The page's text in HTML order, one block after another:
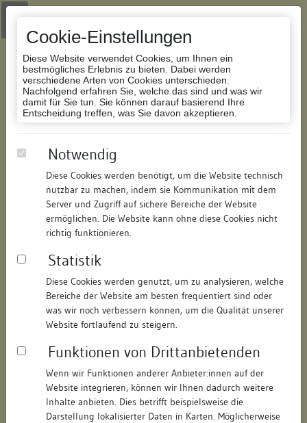
Cookie-Einstellungen
Diese Website verwendet Cookies, um Ihnen ein
bestmögliches Erlebnis zu bieten. Dabei werden
verschiedene Arten von Cookies unterschieden.
Nachfolgend erfahren Sie, welche das sind und was wir
damit für Sie tun. Sie können darauf basierend Ihre
Entscheidung treffen, was Sie davon akzeptieren.
Notwendig
Diese Cookies werden benötigt, um die Website technisch
nutzbar zu machen, indem sie Kommunikation mit dem
Server und Zugriff auf sichere Bereiche der Website
ermöglichen. Die Website kann ohne diese Cookies nicht
richtig funktionieren.
Statistik
Diese Cookies werden genutzt, um zu analysieren, welche
Bereiche der Website am besten frequentiert sind oder
was wir noch verbessern können, um die Qualität unserer
Website fortlaufend zu steigern.
Funktionen von Drittanbietenden
Wenn wir Funktionen anderer Anbieter:innen auf der
Website integrieren, können wir Ihnen dadurch weitere
Inhalte anbieten. Dies betrifft beispielsweise die
Darstellung lokalisierter Daten in Karten. Möglicherweise
Zur Navigation springen
Zum Inhalt der Website springen
Datenbank Bauforschung/Restaurierung
171316049120/Datum:24.06.2008
Datenbestand:
Bauforschung
Als PDF herunterladen:
Objektdaten
Straße: Untere Laube
Hausnummer: 9
Postleitzahl: 78462
Stadt-Teilort: Konstanz
Regierungsbezirk: Freiburg